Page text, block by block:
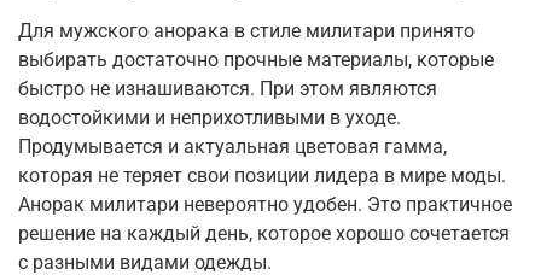
Для мужского анорака в стиле милитари принято
выбирать достаточно прочные материалы, которые
быстро не изнашиваются. При этом являются
водостойкими и неприхотливыми в уходе.
Продумывается и актуальная цветовая гамма,
которая не теряет свои позиции лидера в мире моды.
Анорак милитари невероятно удобен. Это практичное
решение на каждый день, которое хорошо сочетается
с разными видами одежды.